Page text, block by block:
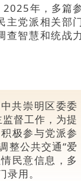
2025年，多篇
主党派相关部
查智慧和统战
共崇明区委委
督工作，为提
极参与党派参
整公共交通“爱
民意信息，多
用。